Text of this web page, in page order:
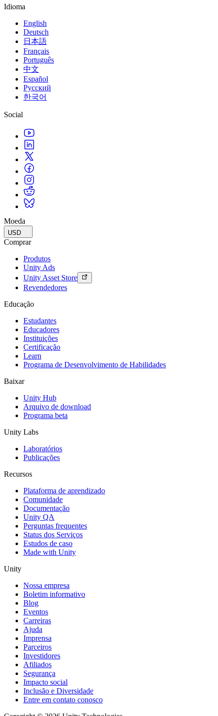
Idioma
English
Deutsch
日本語
Français
Português
中文
Español
Русский
한국어
Social
Moeda
USD
Comprar
Produtos
Unity Ads
Unity Asset Store
Revendedores
Educação
Estudantes
Educadores
Instituições
Certificação
Learn
Programa de Desenvolvimento de Habilidades
Baixar
Unity Hub
Arquivo de download
Programa beta
Unity Labs
Laboratórios
Publicações
Recursos
Plataforma de aprendizado
Comunidade
Documentação
Unity QA
Perguntas frequentes
Status dos Serviços
Estudos de caso
Made with Unity
Unity
Nossa empresa
Boletim informativo
Blog
Eventos
Carreiras
Ajuda
Imprensa
Parceiros
Investidores
Afiliados
Segurança
Impacto social
Inclusão e Diversidade
Entre em contato conosco